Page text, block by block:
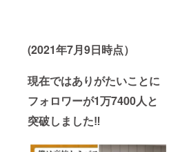
(2021年7月9日時点）
現在ではありがたいことに
フォロワーが1万7400人と
突破しました‼️